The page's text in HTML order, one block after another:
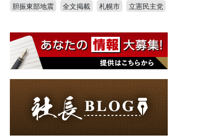
胆振東部地震
全文掲載 札幌市 立憲民主党